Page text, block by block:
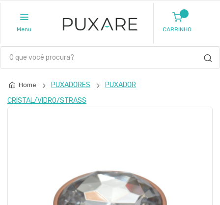
Menu CARRINHO
Home PUXADORES
PUXADOR
CRISTAL/VIDRO/STRASS